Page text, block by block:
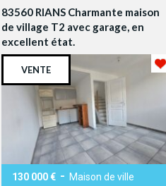
83560 RIANS Charmante maison
de village T2 avec garage, en
excellent état.
VENTE
130 000 € - Maison de ville